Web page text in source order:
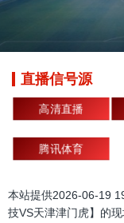
直播信号源
高清直播
腾讯体育
本站提供2026-06-19
技VS天津津门虎】的